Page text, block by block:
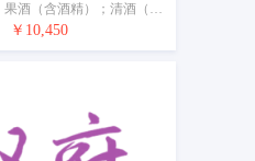
白酒；威士忌；果酒（含酒精）；清酒（日本米酒）；烈酒；开胃酒；葡萄酒；酒精饮料（啤酒除外）；鸡尾酒；黄酒
￥10,450